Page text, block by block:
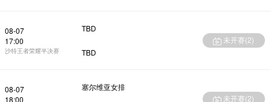
08-07
17:00
沙特王者荣耀半决赛
TBD
TBD
未开赛(2)
08-07
18:00
塞尔维亚女排
未开赛(2)